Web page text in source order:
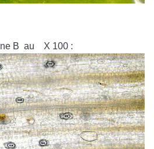
B au X 100 :